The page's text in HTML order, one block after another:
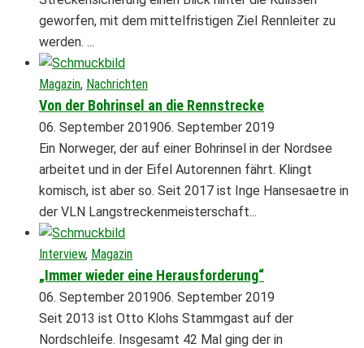
geworfen, mit dem mittelfristigen Ziel Rennleiter zu
werden. ...
Magazin, Nachrichten
Von der Bohrinsel an die Rennstrecke
06. September 201906. September 2019
Ein Norweger, der auf einer Bohrinsel in der Nordsee
arbeitet und in der Eifel Autorennen fährt. Klingt
komisch, ist aber so. Seit 2017 ist Inge Hansesaetre in
der VLN Langstreckenmeisterschaft...
Interview, Magazin
„Immer wieder eine Herausforderung“
06. September 201906. September 2019
Seit 2013 ist Otto Klohs Stammgast auf der
Nordschleife. Insgesamt 42 Mal ging der in